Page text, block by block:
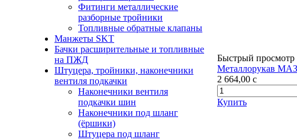
Фитинги металлические
разборные тройники
Топливные обратные клапаны
Манжеты SKT
Бачки расширительные и топливные
на ПЖД
Штуцера, тройники, наконечники
вентиля подкачки
Наконечники вентиля
подкачки шин
Наконечники под шланг
(ёршики)
Штуцера под шланг
Быстрый просмотр
Металлорукав
2 664,00 c
Купить